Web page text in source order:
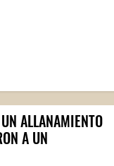
ALLANAMIENTO
A UN